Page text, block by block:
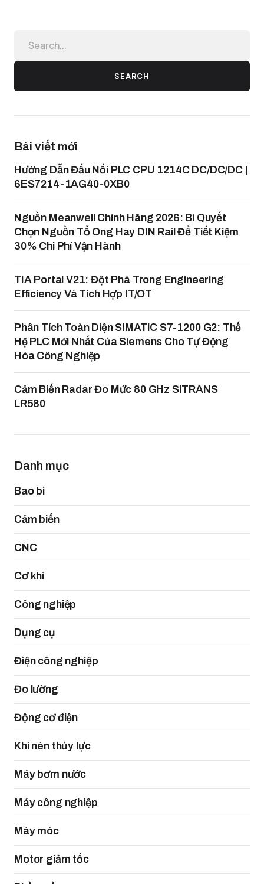
SEARCH
Bài viết mới
Hướng Dẫn Đấu Nối PLC CPU 1214C DC/DC/DC |
6ES7214-1AG40-0XB0
Nguồn Meanwell Chính Hãng 2026: Bí Quyết
Chọn Nguồn Tổ Ong Hay DIN Rail Để Tiết Kiệm
30% Chi Phí Vận Hành
TIA Portal V21: Đột Phá Trong Engineering
Efficiency Và Tích Hợp IT/OT
Phân Tích Toàn Diện SIMATIC S7-1200 G2: Thế
Hệ PLC Mới Nhất Của Siemens Cho Tự Động
Hóa Công Nghiệp
Cảm Biến Radar Đo Mức 80 GHz SITRANS
LR580
Danh mục
Bao bì
Cảm biến
CNC
Cơ khí
Công nghiệp
Dụng cụ
Điện công nghiệp
Đo lường
Động cơ điện
Khí nén thủy lực
Máy bơm nước
Máy công nghiệp
Máy móc
Motor giảm tốc